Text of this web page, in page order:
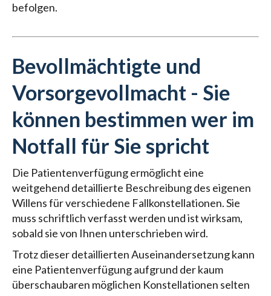
befolgen.
Bevollmächtigte und
Vorsorgevollmacht - Sie
können bestimmen wer im
Notfall für Sie spricht
Die Patientenverfügung ermöglicht eine
weitgehend detaillierte Beschreibung des eigenen
Willens für verschiedene Fallkonstellationen. Sie
muss schriftlich verfasst werden und ist wirksam,
sobald sie von Ihnen unterschrieben wird.
Trotz dieser detaillierten Auseinandersetzung kann
eine Patientenverfügung aufgrund der kaum
überschaubaren möglichen Konstellationen selten